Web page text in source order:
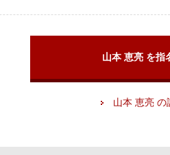
山本 恵亮 を指
山本 恵亮 の